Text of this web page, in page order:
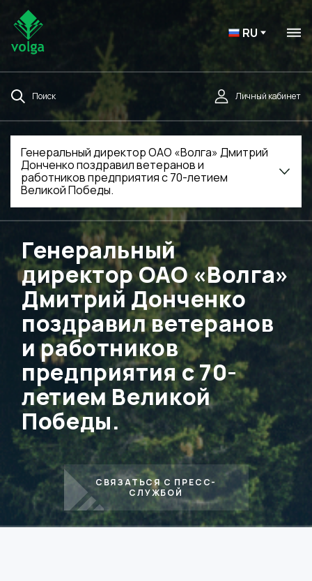
RU
Поиск Личный кабинет
Генеральный директор ОАО «Волга» Дмитрий
Донченко поздравил ветеранов и
работников предприятия с 70-летием
Великой Победы.
Генеральный
директор ОАО «Волга»
Дмитрий Донченко
поздравил ветеранов
и работников
предприятия с 70-
летием Великой
Победы.
СВЯЗАТЬСЯ С ПРЕСС-
СЛУЖБОЙ